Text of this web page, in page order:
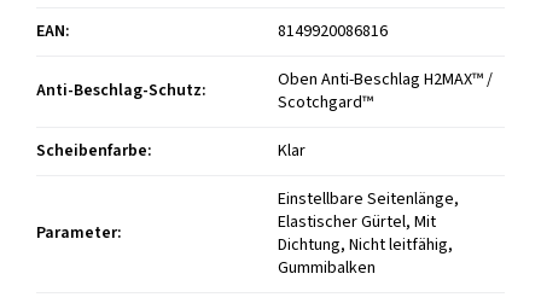
EAN: 8149920086816
Anti-Beschlag-Schutz:
Oben Anti-Beschlag H2MAX™ /
Scotchgard™
Scheibenfarbe: Klar
Parameter:
Einstellbare Seitenlänge,
Elastischer Gürtel, Mit
Dichtung, Nicht leitfähig,
Gummibalken